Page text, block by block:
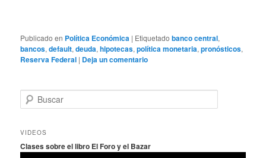
Publicado en Política Económica | Etiquetado banco central,
bancos,default,deuda,hipotecas,política monetaria,pronósticos,
Reserva Federal | Deja un comentario
u
c
r
VIDEOS
Clases sobre el libro El Foro y el Bazar